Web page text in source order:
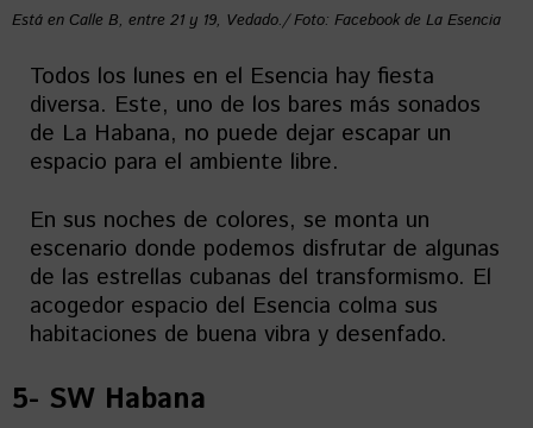
Está en Calle B, entre 21 y 19, Vedado./ Foto: Facebook de La Esencia
Todos los lunes en el Esencia hay fiesta
diversa. Este, uno de los bares más sonados
de La Habana, no puede dejar escapar un
espacio para el ambiente libre.
En sus noches de colores, se monta un
escenario donde podemos disfrutar de algunas
de las estrellas cubanas del transformismo. El
acogedor espacio del Esencia colma sus
habitaciones de buena vibra y desenfado.
5- SW Habana